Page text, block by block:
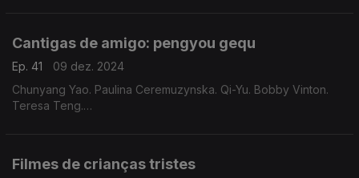
Cantigas de amigo: pengyou gequ
Ep. 41
09 dez. 2024
Chunyang Yao. Paulina Ceremuzynska. Qi-Yu. Bobby Vinton.
Teresa Teng.
Filmes de crianças tristes